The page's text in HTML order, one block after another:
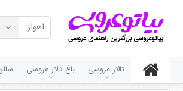
اهواز
تالار عروسی باغ تالار عروسی